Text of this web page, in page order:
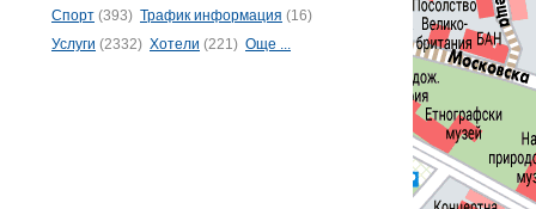
Спорт (393) Трафик информация (16)
Услуги (2332) Хотели (221) Още ...